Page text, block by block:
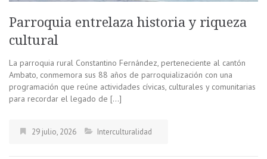
Parroquia entrelaza historia y riqueza
cultural
La parroquia rural Constantino Fernández, perteneciente al cantón
Ambato, conmemora sus 88 años de parroquialización con una
programación que reúne actividades cívicas, culturales y comunitarias
para recordar el legado de […]
29 julio, 2026 Interculturalidad